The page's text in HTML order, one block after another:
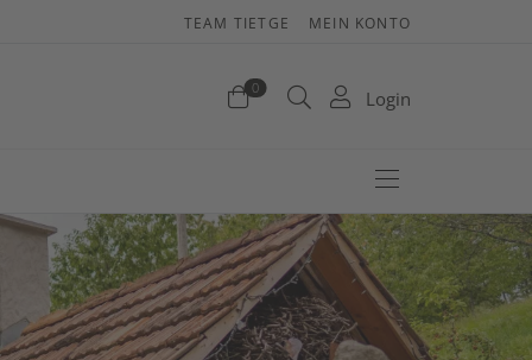
TEAM TIETGE MEIN KONTO
0 Login